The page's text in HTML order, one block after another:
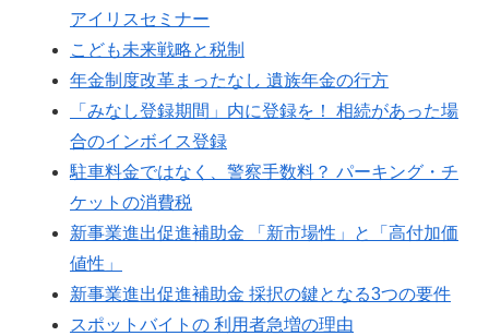
アイリスセミナー
こども未来戦略と税制
年金制度改革まったなし 遺族年金の行方
「みなし登録期間」内に登録を！ 相続があった場
合のインボイス登録
駐車料金ではなく、警察手数料？ パーキング・チ
ケットの消費税
新事業進出促進補助金 「新市場性」と「高付加価
値性」
新事業進出促進補助金 採択の鍵となる3つの要件
スポットバイトの 利用者急増の理由